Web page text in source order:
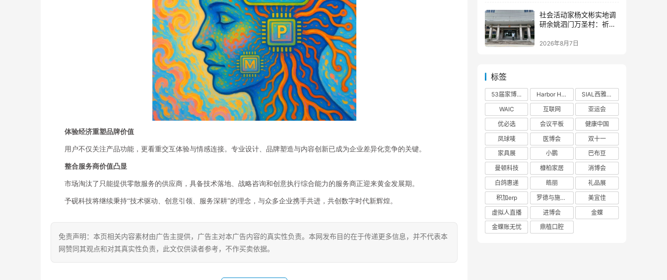
体验经济重塑品牌价值
用户不仅关注产品功能，更看重交互体验与情感连接。专业设计、品牌塑造与内容创新已成为企业差异化竞争的关键。
整合服务商价值凸显
市场淘汰了只能提供零散服务的供应商，具备技术落地、战略咨询和创意执行综合能力的服务商正迎来黄金发展期。
予砚科技将继续秉持“技术驱动、创意引领、服务深耕”的理念，与众多企业携手共进，共创数字时代新辉煌。
免责声明：本页相关内容素材由广告主提供，广告主对本广告内容的真实性负责。本网发布目的在于传递更多信息，并不代表本
网赞同其观点和对其真实性负责，此文仅供读者参考，不作买卖依据。
社会活动家杨文彬实地调
研余姚泗门万圣村：祈盼
真正有获得感
2026年8月7日
标签
53届家博会 Harbor House
SIAL西雅展
WAIC
互联网
亚运会
优必选
会议平板
健康中国
凤球唛
医博会
双十一
家具展
小鹏
巴布豆
曼顿科技
槺柏家居
消博会
白鸽惠递
皓丽
礼品展
积加erp
罗德与施瓦茨
美宜佳
虚拟人直播
进博会
金蝶
金蝶账无忧
鼎植口腔